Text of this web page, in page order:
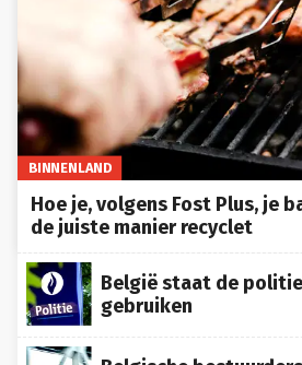
BINNENLAND
Hoe je, volgens Fost Plus, je
de juiste manier recyclet
gebruiken